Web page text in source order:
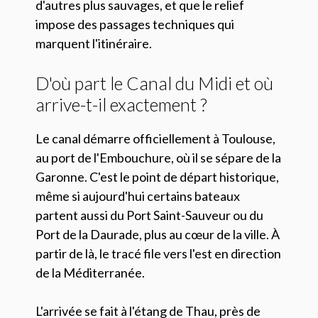
d'autres plus sauvages, et que le relief
impose des passages techniques qui
marquent l'itinéraire.
D'où part le Canal du Midi et où
arrive-t-il exactement ?
Le canal démarre officiellement à Toulouse,
au port de l'Embouchure, où il se sépare de la
Garonne. C'est le point de départ historique,
même si aujourd'hui certains bateaux
partent aussi du Port Saint-Sauveur ou du
Port de la Daurade, plus au cœur de la ville. À
partir de là, le tracé file vers l'est en direction
de la Méditerranée.
L'arrivée se fait à l'étang de Thau, près de